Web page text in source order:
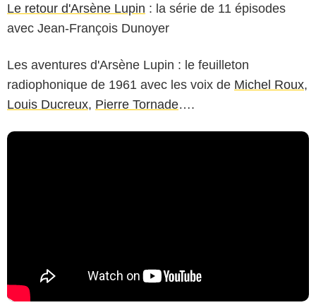
Le retour d'Arsène Lupin : la série de 11 épisodes
avec Jean-François Dunoyer
Les aventures d'Arsène Lupin : le feuilleton
radiophonique de 1961 avec les voix de Michel Roux,
Louis Ducreux, Pierre Tornade….